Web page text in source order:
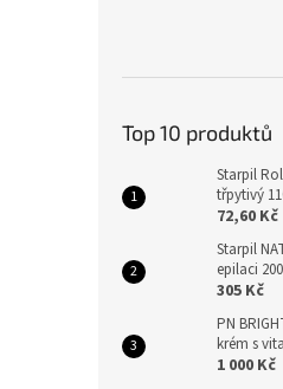
Top 10 produktů
Starpil
třpytivý
72,60 Kč
Starpil
epilaci
305 Kč
PN
krém s
1 000 Kč